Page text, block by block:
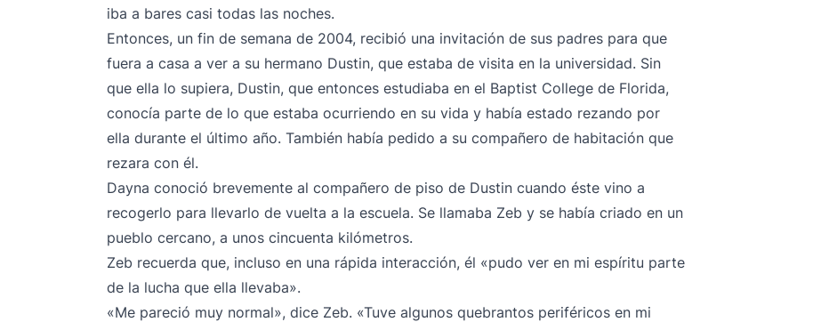
iba a bares casi todas las noches.
Entonces, un fin de semana de 2004, recibió una invitación de sus padres para que
fuera a casa a ver a su hermano Dustin, que estaba de visita en la universidad. Sin
que ella lo supiera, Dustin, que entonces estudiaba en el Baptist College de Florida,
conocía parte de lo que estaba ocurriendo en su vida y había estado rezando por
ella durante el último año. También había pedido a su compañero de habitación que
rezara con él.
Dayna conoció brevemente al compañero de piso de Dustin cuando éste vino a
recogerlo para llevarlo de vuelta a la escuela. Se llamaba Zeb y se había criado en un
pueblo cercano, a unos cincuenta kilómetros.
Zeb recuerda que, incluso en una rápida interacción, él «pudo ver en mi espíritu parte
de la lucha que ella llevaba».
«Me pareció muy normal», dice Zeb. «Tuve algunos quebrantos periféricos en mi